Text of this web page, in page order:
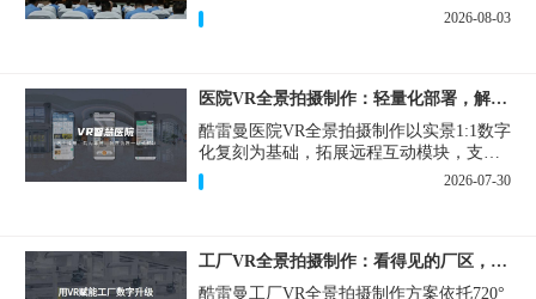
设和教学培训，持续推进科技赋能生态环
境执法，夯实队伍办案“基本功”。
2026-08-03
医院VR全景拍摄制作：轻量化部署，解决医患真实痛点
酷雷曼医院VR全景拍摄制作以实景1:1数字
化复刻为基础，拓展远程互动模块，支持
定制，轻量化搭建部署，可挂载在公众
号、官网等线上平台。
2026-07-30
工厂VR全景拍摄制作：看得见的厂区，省下来的成本
酷雷曼工厂VR全景拍摄制作方案依托720°